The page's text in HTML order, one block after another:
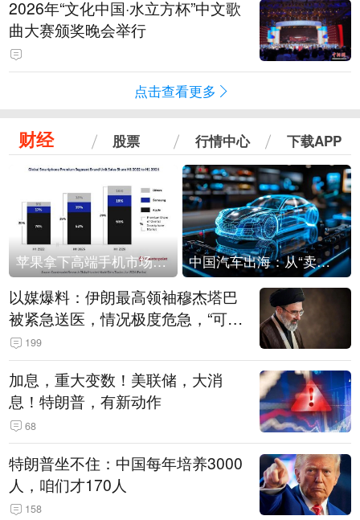
2026年“文化中国·水立方杯”中文歌
曲大赛颁奖晚会举行
点击查看更多
财经 股票 行情中心 下载APP
苹果拿下高端手机市场65%的份额：iPhone 17系列功不可没 中国汽车出海：从“卖出去”到“走进去”
以媒爆料：伊朗最高领袖穆杰塔巴
被紧急送医，情况极度危急，“可能
随时会死去”
199
加息，重大变数！美联储，大消
息！特朗普，有新动作
68
特朗普坐不住：中国每年培养3000
人，咱们才170人
158